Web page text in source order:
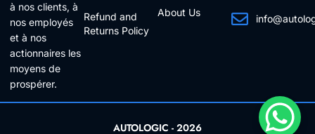
à nos clients, à
nos employés
et à nos
actionnaires les
moyens de
prospérer.
Refund and
Returns Policy
About Us
AUTOLOGIC - 2026